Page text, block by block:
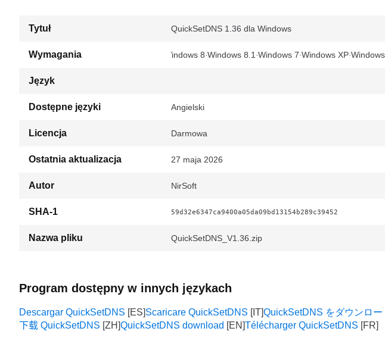
Tytuł QuickSetDNS 1.36 dla Windows
Wymagania Windows 8 Windows 8.1 Windows 7 Windows XP
Język
Dostępne języki Angielski
Licencja Darmowa
Ostatnia aktualizacja 27 maja 2026
Autor NirSoft
SHA-1 59d32e6347ca9400a05da09bd13154b289c39452
Nazwa pliku QuickSetDNS_V1.36.zip
Program dostępny w innych językach
Descargar QuickSetDNS Scaricare QuickSetDNS QuickSetDNS をダウンロー
下载 QuickSetDNS
QuickSetDNS download Télécharger QuickSetDNS